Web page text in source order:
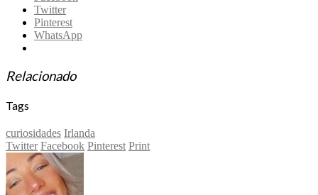
Twitter
Pinterest
WhatsApp
Relacionado
Tags
curiosidades Irlanda
Twitter Facebook Pinterest Print